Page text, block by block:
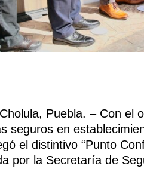
Puebla. – Con el
seguros en
el distintivo “Punto
por la Secretaría de